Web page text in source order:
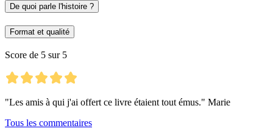
De quoi parle l'histoire ?
Format et qualité
Score de 5 sur 5
"Les amis à qui j'ai offert ce livre étaient tout émus." Marie
Tous les commentaires